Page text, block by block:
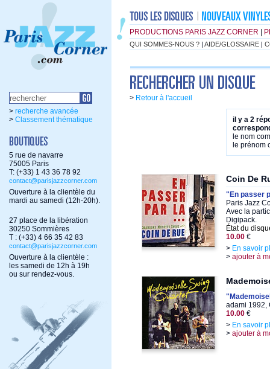
PRODUCTIONS PARIS JAZZ CORNER
QUI SOMMES-NOUS ? | AIDE/GLOSSAIRE |
> recherche avancée
> Classement thématique
5 rue de navarre
75005 Paris
T: (+33) 1 43 36 78 92
contact@parisjazzcorner.com
Ouverture à la clientèle du
mardi au samedi (12h-20h).
27 place de la libération
30250 Sommières
T : (+33) 4 66 35 42 83
contact@parisjazzcorner.com
Ouverture à la clientèle :
les samedi de 12h à 19h
ou sur rendez-vous.
> Retour à l'accueil
il y a 2
le nom
le prénom
Coin De
"En passer
Paris Jazz
Avec la
Digipack.
État du
10.00 €
> En savoir
> ajouter à
adami 1992,
10.00 €
> En savoir
> ajouter à